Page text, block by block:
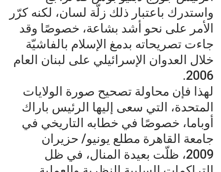
واستدرك باعتبار ذلك زلّة لسان، لكنه كرّر
الأمر على نحو أشد بشاعة، خصوصًا وقد
جاءت تصريحاته بدمغ الإسلام بالفاشيّة
خلال العدوان الإسرائيلي على لبنان العام
2006.
لهذا فإن محاولة تصحيح صورة الولايات
المتحدة، التي سعى إليها الرئيس باراك
أوباما، خصوصًا في خطابه التاريخي في
جامعة القاهرة مطلع يونيو/ حزيران
2009، ظلّت بعيدة المنال، في ظل